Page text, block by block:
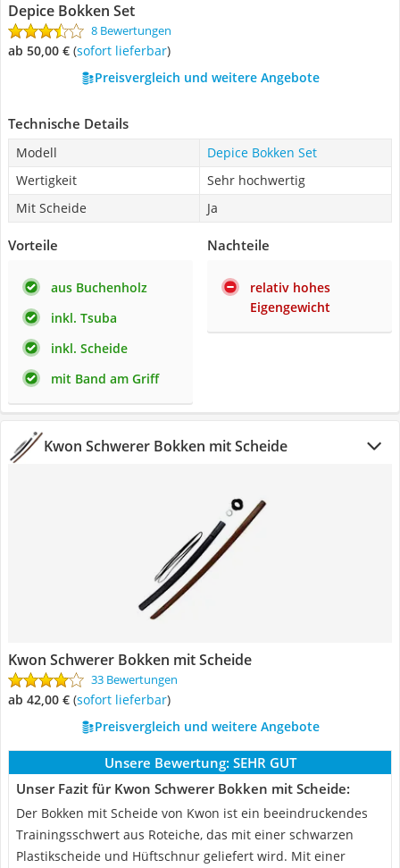
Depice Bokken Set
8 Bewertungen
ab 50,00 € ( Sofort lieferbar)
Preisvergleich und weitere Angebote
Technische Details
Modell
Depice Bokken Set
Wertigkeit
Sehr hochwertig
Mit Scheide
Ja
Vorteile
aus Buchenholz
inkl. Tsuba
inkl. Scheide
mit Band am Griff
Nachteile
relativ hohes
Eigengewicht
Kwon Schwerer Bokken mit Scheide
Kwon Schwerer Bokken mit Scheide
33 Bewertungen
ab 42,00 € ( Sofort lieferbar)
Preisvergleich und weitere Angebote
Unsere Bewertung: SEHR GUT
Unser Fazit für Kwon Schwerer Bokken mit Scheide:
Der Bokken mit Scheide von Kwon ist ein beeindruckendes
Trainingsschwert aus Roteiche, das mit einer schwarzen
Plastikscheide und Hüftschnur geliefert wird. Mit einer